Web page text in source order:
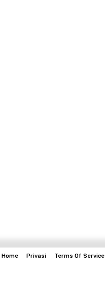
Home Privasi Terms Of Service